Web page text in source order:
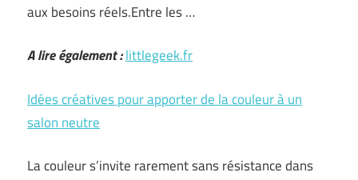
aux besoins réels.Entre les …
A lire également :littlegeek.fr
Idées créatives pour apporter de la couleur à un
salon neutre
La couleur s’invite rarement sans résistance dans